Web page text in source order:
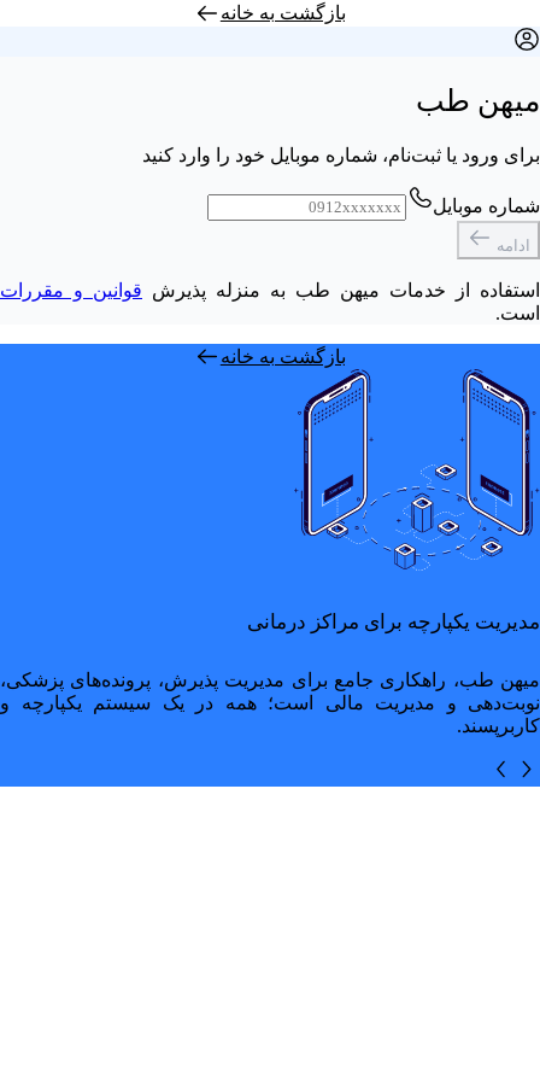
بازگشت به خانه
میهن طب
برای ورود یا ثبت‌نام، شماره موبایل خود را وارد کنید
شماره موبایل
ادامه
استفاده از خدمات میهن‌ طب به منزله پذیرش قوانین و مقررات
است.
بازگشت به خانه
مدیریت یکپارچه برای مراکز درمانی
میهن طب، راهکاری جامع برای مدیریت پذیرش، پرونده‌های پزشکی،
نوبت‌دهی و مدیریت مالی است؛ همه در یک سیستم یکپارچه و
کاربرپسند.